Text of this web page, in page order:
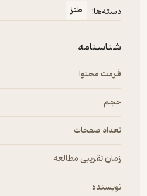
دسته‌ها:
طنز
شناسنامه
فرمت محتوا
حجم
تعداد صفحات
زمان تقریبی مطالعه
نویسنده